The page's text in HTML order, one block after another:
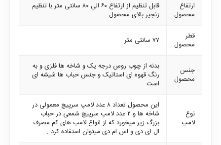
ارتفاع
محصول
قابل تنظیم از ارتفاع ۶۰ الی ۸۰ سانتی متر با تنظیم
زنجیر بالای محصول
قطر
محصول
۷۷ سانتی متر
جنس
محصول
بدنه از چوب روس درجه یک و شاخه ها فلزی و به
رنگ قهوه ای استاتیک و جنس حباب ها شیشه ای
است
نوع
لامپ
این محصول تعداد ۸ عدد لامپ سرپیچ معمولی در
شاخه ها و ۲ عدد لامپ سرپیچ شمعی در حباب
بزرگ زیر میخورد که از انواع لامپ های کم مصرف
ال ای دی و اس ام دی میتوان استفاده کرد .